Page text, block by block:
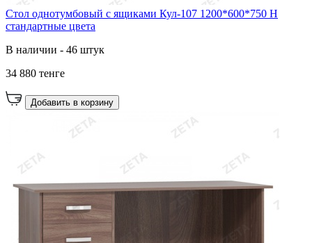
Стол однотумбовый с ящиками Кул-107 1200*600*750 Н
стандартные цвета
В наличии - 46 штук
34 880 тенге
Добавить в корзину